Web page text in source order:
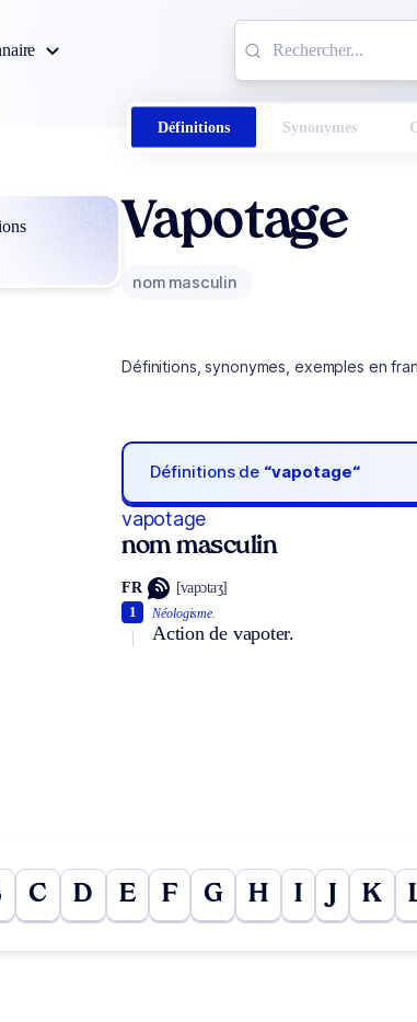
Définitions Synonymes
Vapotage
nom masculin
Définitions, synonymes, exemples en
Définitions de “vapotage“
vapotage
nom masculin
FR [vapɔtaʒ]
Néologisme.
Action de vapoter.
1
C D E F G H I K